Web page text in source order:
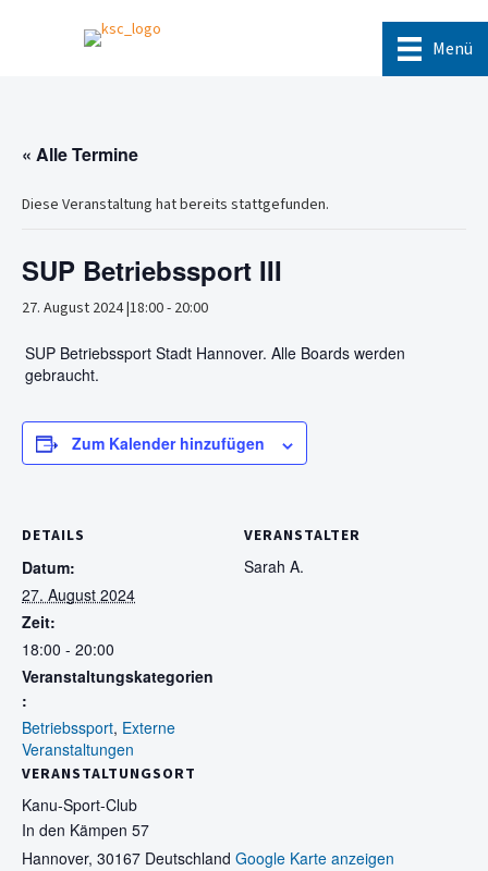
Menü
« Alle Termine
Diese Veranstaltung hat bereits stattgefunden.
SUP Betriebssport III
27. August 2024 |18:00- 20:00
SUP Betriebssport Stadt Hannover. Alle Boards werden
gebraucht.
Zum Kalender hinzufügen
DETAILS
Datum:
27. August 2024
Zeit:
18:00 - 20:00
Veranstaltungskategorien
:
Betriebssport, Externe
Veranstaltungen
VERANSTALTUNGSORT
Kanu-Sport-Club
In den Kämpen 57
Hannover, 30167 Deutschland Google Karte anzeigen
VERANSTALTER
Sarah A.